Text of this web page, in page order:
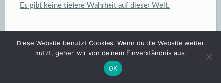
Es gibt keine tiefere Wahrheit auf dieser Welt.
Diese Website benutzt Cookies. Wenn du die Website weiter
nutzt, gehen wir von deinem Einverständnis aus.
OK